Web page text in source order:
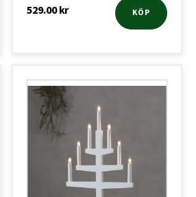
529.00kr KÖP